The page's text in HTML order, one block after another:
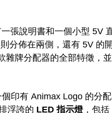
張說明書和一個小型 5V
分佈在兩側，還有 5V 的開
雜牌分配器的全部特徵，
印有 Animax Logo 的分
浮誇的 LED 指示燈，包括